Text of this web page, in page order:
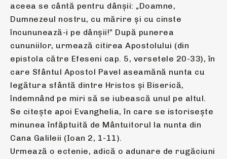
aceea se cântă pentru dânşii: „Doamne,
Dumnezeul nostru, cu mărire şi cu cinste
încununează-i pe dânşii!” După punerea
cununiilor, urmează citirea Apostolului (din
epistola către Efeseni cap. 5, versetele 20-33), în
care Sfântul Apostol Pavel aseamănă nunta cu
legătura sfântă dintre Hristos şi Biserică,
îndemnând pe miri să se iubească unul pe altul.
Se citeşte apoi Evanghelia, în care se istoriseşte
minunea înfăptuită de Mântuitorul la nunta din
Cana Galileii (Ioan 2, 1-11).
Urmează o ectenie, adică o adunare de rugăciuni